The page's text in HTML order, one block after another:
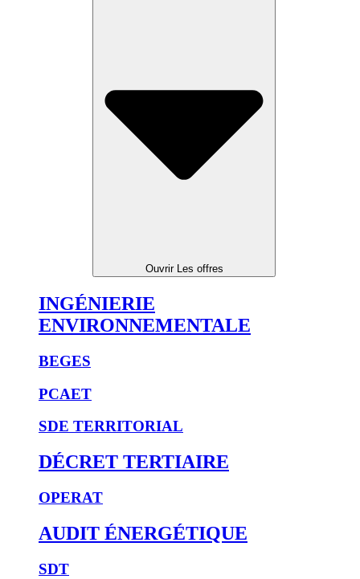
Ouvrir Les offres
INGÉNIERIE
ENVIRONNEMENTALE
BEGES
PCAET
SDE TERRITORIAL
DÉCRET TERTIAIRE
OPERAT
AUDIT ÉNERGÉTIQUE
SDT